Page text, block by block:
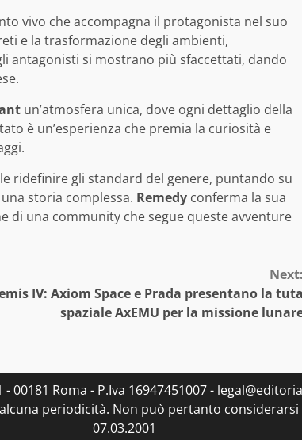
vivo che accompagna il protagonista nel suo
e la trasformazione degli ambienti,
antagonisti si mostrano più sfaccettati, dando
un’atmosfera unica, dove ogni dettaglio della
è un’esperienza che premia la curiosità e
ridefinire gli standard del genere, puntando su
storia complessa. Remedy conferma la sua
di una community che segue queste avventure
IV: Axiom Space e Prada presentano la
spaziale AxEMU per la missione
00181 Roma - P.Iva 16947451007 -
periodicità. Non può pertanto
07.03.2001